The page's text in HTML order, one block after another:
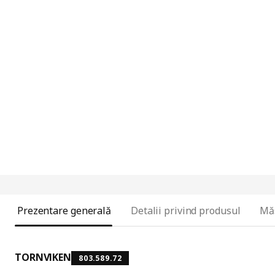
Prezentare generală Detalii privind produsul
TORNVIKEN 803.589.72